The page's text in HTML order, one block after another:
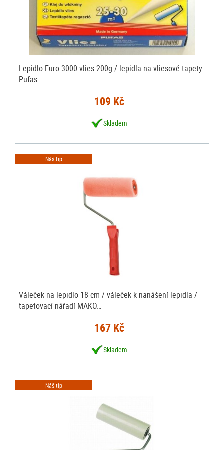
Lepidlo Euro 3000 vlies 200g / lepidla na vliesové tapety
Pufas
109 Kč
Skladem
Náš tip
Váleček na lepidlo 18 cm / váleček k nanášení lepidla /
tapetovací nářadí MAKO…
167 Kč
Skladem
Náš tip